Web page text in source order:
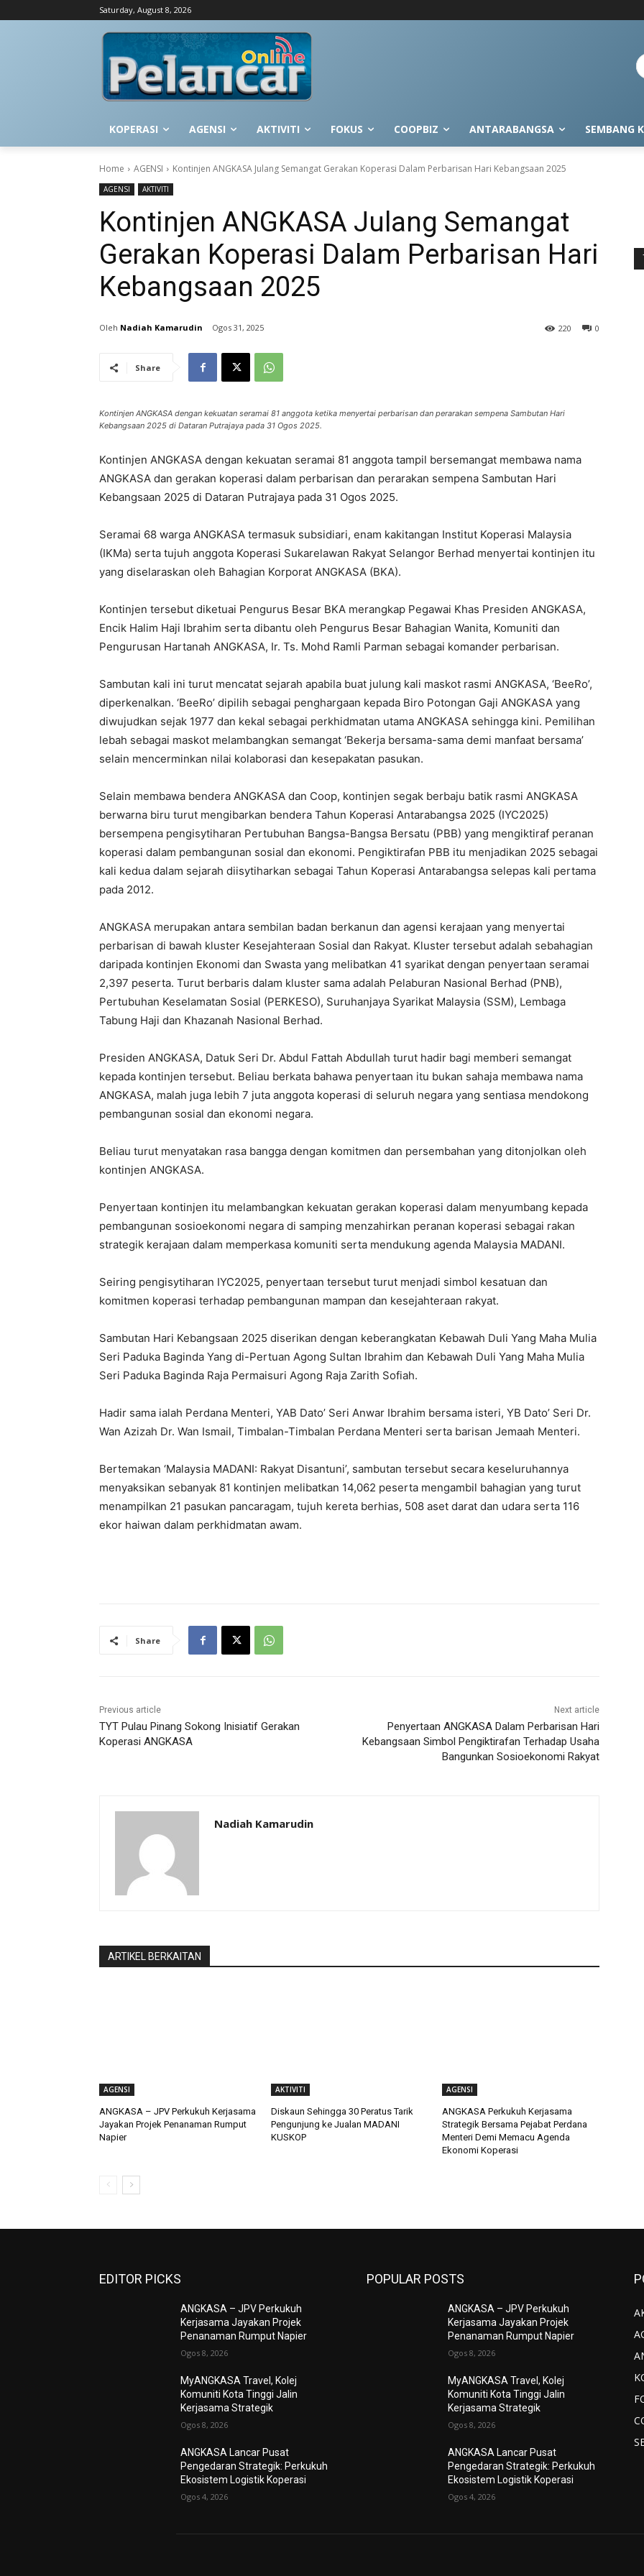
Saturday, August 8, 2026
KOPERASI AGENSI AKTIVITI FOKUS COOPBIZ ANTARABANGSA SEMBANG
Home AGENSI Kontinjen ANGKASA Julang Semangat Gerakan Koperasi Dalam Perbarisan Hari Kebangsaan 2025
AGENSI AKTIVITI
Kontinjen ANGKASA Julang Semangat
Gerakan Koperasi Dalam Perbarisan Hari
Kebangsaan 2025
Nadiah Kamarudin Ogos 31, 2025 0
220
Share
Kontinjen ANGKASA dengan kekuatan seramai 81 anggota ketika menyertai perbarisan dan perarakan sempena Sambutan Hari
Kebangsaan 2025 di Dataran Putrajaya pada 31 Ogos 2025.
Kontinjen ANGKASA dengan kekuatan seramai 81 anggota tampil bersemangat membawa nama
ANGKASA dan gerakan koperasi dalam perbarisan dan perarakan sempena Sambutan Hari
Kebangsaan 2025 di Dataran Putrajaya pada 31 Ogos 2025.
Seramai 68 warga ANGKASA termasuk subsidiari, enam kakitangan Institut Koperasi Malaysia
(IKMa) serta tujuh anggota Koperasi Sukarelawan Rakyat Selangor Berhad menyertai kontinjen itu
yang diselaraskan oleh Bahagian Korporat ANGKASA (BKA).
Kontinjen tersebut diketuai Pengurus Besar BKA merangkap Pegawai Khas Presiden ANGKASA,
Encik Halim Haji Ibrahim serta dibantu oleh Pengurus Besar Bahagian Wanita, Komuniti dan
Pengurusan Hartanah ANGKASA, Ir. Ts. Mohd Ramli Parman sebagai komander perbarisan.
Sambutan kali ini turut mencatat sejarah apabila buat julung kali maskot rasmi ANGKASA, ‘BeeRo’,
diperkenalkan. ‘BeeRo’ dipilih sebagai penghargaan kepada Biro Potongan Gaji ANGKASA yang
diwujudkan sejak 1977 dan kekal sebagai perkhidmatan utama ANGKASA sehingga kini. Pemilihan
lebah sebagai maskot melambangkan semangat ‘Bekerja bersama-sama demi manfaat bersama’
selain mencerminkan nilai kolaborasi dan kesepakatan pasukan.
Selain membawa bendera ANGKASA dan Coop, kontinjen segak berbaju batik rasmi ANGKASA
berwarna biru turut mengibarkan bendera Tahun Koperasi Antarabangsa 2025 (IYC2025)
bersempena pengisytiharan Pertubuhan Bangsa-Bangsa Bersatu (PBB) yang mengiktiraf peranan
koperasi dalam pembangunan sosial dan ekonomi. Pengiktirafan PBB itu menjadikan 2025 sebagai
kali kedua dalam sejarah diisytiharkan sebagai Tahun Koperasi Antarabangsa selepas kali pertama
pada 2012.
ANGKASA merupakan antara sembilan badan berkanun dan agensi kerajaan yang menyertai
perbarisan di bawah kluster Kesejahteraan Sosial dan Rakyat. Kluster tersebut adalah sebahagian
daripada kontinjen Ekonomi dan Swasta yang melibatkan 41 syarikat dengan penyertaan seramai
2,397 peserta. Turut berbaris dalam kluster sama adalah Pelaburan Nasional Berhad (PNB),
Pertubuhan Keselamatan Sosial (PERKESO), Suruhanjaya Syarikat Malaysia (SSM), Lembaga
Tabung Haji dan Khazanah Nasional Berhad.
Presiden ANGKASA, Datuk Seri Dr. Abdul Fattah Abdullah turut hadir bagi memberi semangat
kepada kontinjen tersebut. Beliau berkata bahawa penyertaan itu bukan sahaja membawa nama
ANGKASA, malah juga lebih 7 juta anggota koperasi di seluruh negara yang sentiasa mendokong
pembangunan sosial dan ekonomi negara.
Beliau turut menyatakan rasa bangga dengan komitmen dan persembahan yang ditonjolkan oleh
kontinjen ANGKASA.
Penyertaan kontinjen itu melambangkan kekuatan gerakan koperasi dalam menyumbang kepada
pembangunan sosioekonomi negara di samping menzahirkan peranan koperasi sebagai rakan
strategik kerajaan dalam memperkasa komuniti serta mendukung agenda Malaysia MADANI.
Seiring pengisytiharan IYC2025, penyertaan tersebut turut menjadi simbol kesatuan dan
komitmen koperasi terhadap pembangunan mampan dan kesejahteraan rakyat.
Sambutan Hari Kebangsaan 2025 diserikan dengan keberangkatan Kebawah Duli Yang Maha Mulia
Seri Paduka Baginda Yang di-Pertuan Agong Sultan Ibrahim dan Kebawah Duli Yang Maha Mulia
Seri Paduka Baginda Raja Permaisuri Agong Raja Zarith Sofiah.
Hadir sama ialah Perdana Menteri, YAB Dato’ Seri Anwar Ibrahim bersama isteri, YB Dato’ Seri Dr.
Wan Azizah Dr. Wan Ismail, Timbalan-Timbalan Perdana Menteri serta barisan Jemaah Menteri.
Bertemakan ‘Malaysia MADANI: Rakyat Disantuni’, sambutan tersebut secara keseluruhannya
menyaksikan sebanyak 81 kontinjen melibatkan 14,062 peserta mengambil bahagian yang turut
menampilkan 21 pasukan pancaragam, tujuh kereta berhias, 508 aset darat dan udara serta 116
ekor haiwan dalam perkhidmatan awam.
Share
Previous article
TYT Pulau Pinang Sokong Inisiatif Gerakan
Koperasi ANGKASA
Next article
Penyertaan ANGKASA Dalam Perbarisan Hari
Kebangsaan Simbol Pengiktirafan Terhadap Usaha
Bangunkan Sosioekonomi Rakyat
Nadiah Kamarudin
ARTIKEL BERKAITAN
AGENSI
ANGKASA – JPV Perkukuh Kerjasama
Jayakan Projek Penanaman Rumput
Napier
AKTIVITI
Diskaun Sehingga 30 Peratus Tarik
Pengunjung ke Jualan MADANI
KUSKOP
AGENSI
ANGKASA Perkukuh Kerjasama
Strategik Bersama Pejabat Perdana
Menteri Demi Memacu Agenda
Ekonomi Koperasi
EDITOR PICKS
ANGKASA – JPV Perkukuh
Kerjasama Jayakan Projek
Penanaman Rumput Napier
Ogos 8, 2026
MyANGKASA Travel, Kolej
Komuniti Kota Tinggi Jalin
Kerjasama Strategik
Ogos 8, 2026
ANGKASA Lancar Pusat
Pengedaran Strategik: Perkukuh
Ekosistem Logistik Koperasi
Ogos 4, 2026
POPULAR POSTS
ANGKASA – JPV Perkukuh
Kerjasama Jayakan Projek
Penanaman Rumput Napier
Ogos 8, 2026
MyANGKASA Travel, Kolej
Komuniti Kota Tinggi Jalin
Kerjasama Strategik
Ogos 8, 2026
ANGKASA Lancar Pusat
Pengedaran Strategik: Perkukuh
Ekosistem Logistik Koperasi
Ogos 4, 2026